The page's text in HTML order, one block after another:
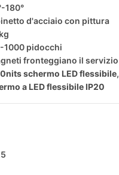
180°
d'acciaio con pittura
1000 pidocchi
fronteggiano il servizio
schermo LED flessibile,
a LED flessibile IP20